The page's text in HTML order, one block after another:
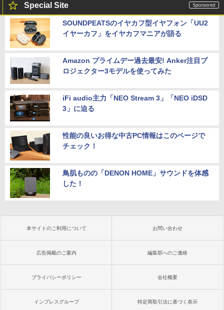
Special Site
SOUNDPEATSのイヤカフ型イヤフォン「UU2
イヤーカフ」をイヤカフマニアが語る
Amazon プライムデー過去最安! Anker注目プ
ロジェクター3モデルを使ってみた
iFi audio主力「NEO Stream 3」「NEO iDSD
3」に迫る
性能の良いお得な中古PC情報はこのページで
チェック！
鳥肌ものの「DENON HOME」サウンドを体感
した！
本サイトのご利用について お問い合わせ
広告掲載のご案内 編集部へのご連絡
プライバシーポリシー 会社概要
インプレスグループ 特定商取引法に基づく表示